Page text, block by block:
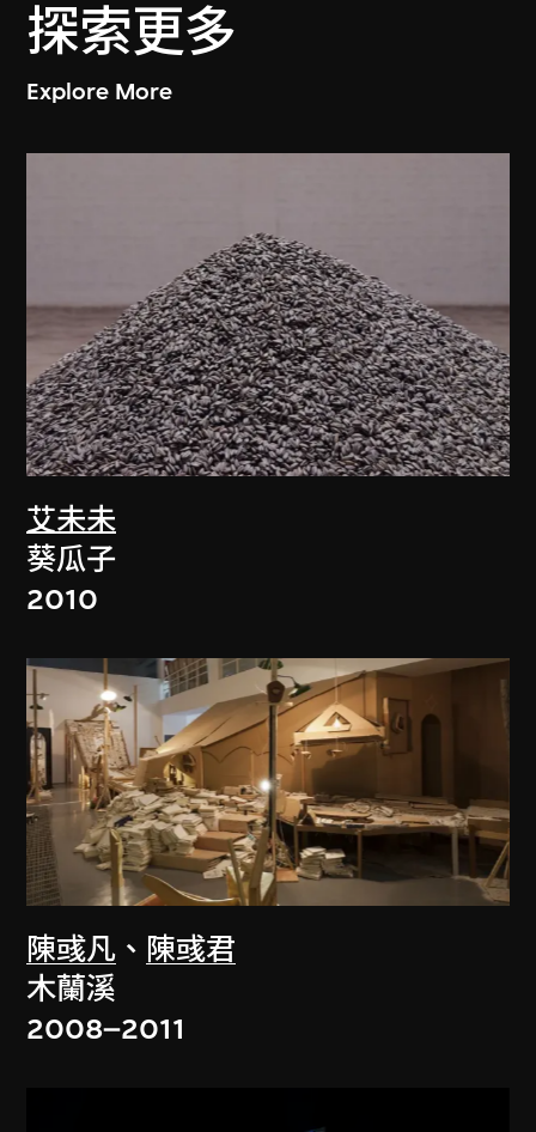
探索更多
Explore More
艾未未
葵瓜子
2010
陳彧凡 、 陳彧君
木蘭溪
2008–2011